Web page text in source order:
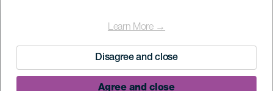
Learn More →
Disagree and close
Agree and close